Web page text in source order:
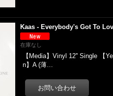
Kaas - Everybody's Got To
在庫なし
【Media】Vinyl 12'' Single 【
n】A (薄…